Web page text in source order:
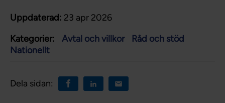
Uppdaterad: 23 apr 2026
Kategorier:
Avtal och villkor
Råd och stöd
Nationellt
Dela sidan: